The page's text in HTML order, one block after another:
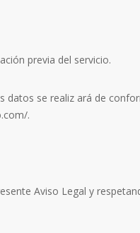
previa del servicio.
datos se realiz ará de
.
Aviso Legal y